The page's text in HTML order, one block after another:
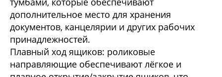
дополнительное место для хранения
документов, канцелярии и других рабочих
принадлежностей.
Плавный ход ящиков: роликовые
направляющие обеспечивают лёгкое и